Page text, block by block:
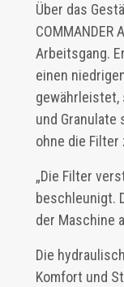
Über das
Arbeitsgang.
einen
gewährleistet,
und
ohne die
„Die Filter
beschleunigt.
der Maschine
Die
Komfort und